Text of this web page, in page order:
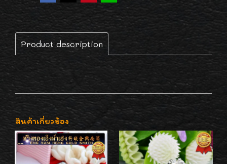
Product description
สินค้าเกี่ยวข้อง